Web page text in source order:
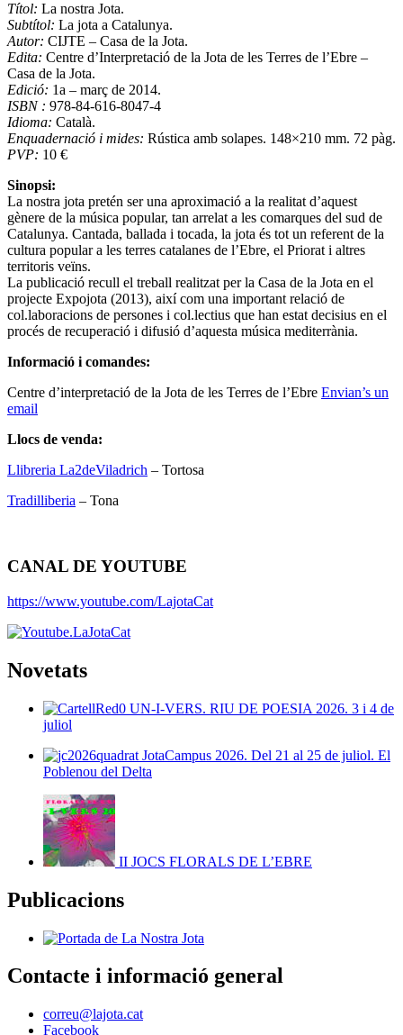
Títol: La nostra Jota.
Subtítol: La jota a Catalunya.
Autor: CIJTE – Casa de la Jota.
Edita: Centre d’Interpretació de la Jota de les Terres de l’Ebre –
Casa de la Jota.
Edició: 1a – març de 2014.
ISBN : 978-84-616-8047-4
Idioma: Català.
Enquadernació i mides: Rústica amb solapes. 148×210 mm. 72 pàg.
PVP: 10 €
Sinopsi:
La nostra jota pretén ser una aproximació a la realitat d’aquest
gènere de la música popular, tan arrelat a les comarques del sud de
Catalunya. Cantada, ballada i tocada, la jota és tot un referent de la
cultura popular a les terres catalanes de l’Ebre, el Priorat i altres
territoris veïns.
La publicació recull el treball realitzat per la Casa de la Jota en el
projecte Expojota (2013), així com una important relació de
col.laboracions de persones i col.lectius que han estat decisius en el
procés de recuperació i difusió d’aquesta música mediterrània.
Informació i comandes:
Centre d’interpretació de la Jota de les Terres de l’Ebre Envian’s un
email
Llocs de venda:
Llibreria La2deViladrich – Tortosa
Tradilliberia – Tona
CANAL DE YOUTUBE
https://www.youtube.com/LajotaCat
Novetats
UN-I-VERS. RIU DE POESIA 2026. 3 i 4 de
juliol
JotaCampus 2026. Del 21 al 25 de juliol. El
Poblenou del Delta
II JOCS FLORALS DE L’EBRE
Publicacions
Contacte i informació general
correu@lajota.cat
Facebook